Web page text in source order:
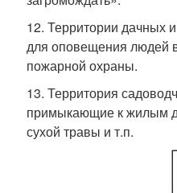
12. Территории дачных
для оповещения людей
пожарной охраны.
13. Территория
примыкающие к жилым
сухой травы и т.п.